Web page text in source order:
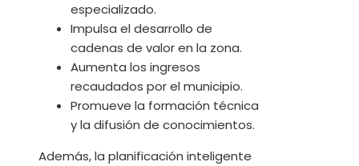
especializado.
Impulsa el desarrollo de
cadenas de valor en la zona.
Aumenta los ingresos
recaudados por el municipio.
Promueve la formación técnica
y la difusión de conocimientos.
Además, la planificación inteligente